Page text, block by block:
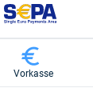
Vorkasse